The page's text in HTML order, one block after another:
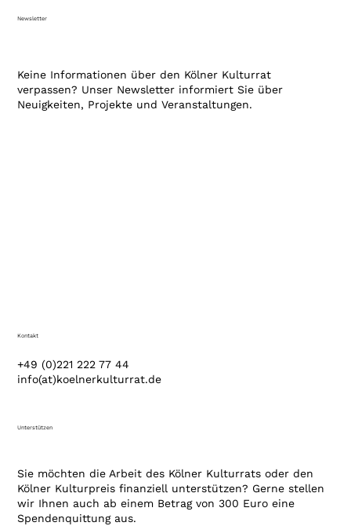
Newsletter
Keine Informationen über den Kölner Kulturrat
verpassen? Unser Newsletter informiert Sie über
Neuigkeiten, Projekte und Veranstaltungen.
+49 (0)221 222 77 44
info(at)koelnerkulturrat.de
Kontakt
Unterstützen
Sie möchten die Arbeit des Kölner Kulturrats oder den
Kölner Kulturpreis finanziell unterstützen? Gerne stellen
wir Ihnen auch ab einem Betrag von 300 Euro eine
Spendenquittung aus.